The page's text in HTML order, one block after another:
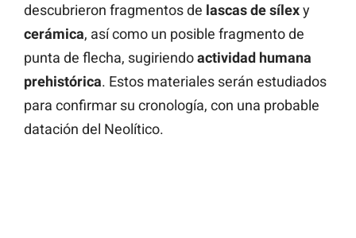
descubrieron fragmentos de lascas de sílexy
cerámica, así como un posible fragmento de
punta de flecha, sugiriendoactividad humana
prehistórica. Estos materiales serán estudiados
para confirmar su cronología, con una probable
datación del Neolítico.